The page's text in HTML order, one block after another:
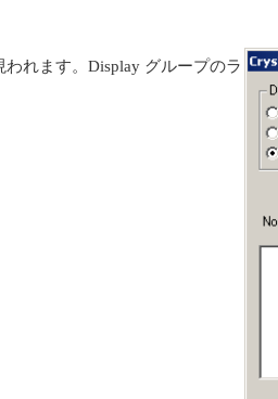
われます。Display グループのラ